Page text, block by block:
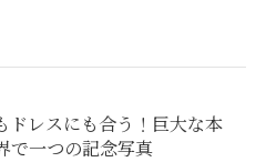
ドレスにも合う！巨大な本
で一つの記念写真